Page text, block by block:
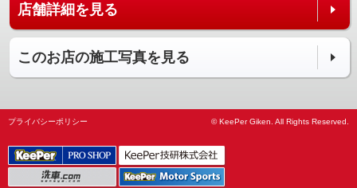
店舗詳細を見る
このお店の施工写真を見る
プライバシーポリシー © KeePer Giken. All Rights Reserved.